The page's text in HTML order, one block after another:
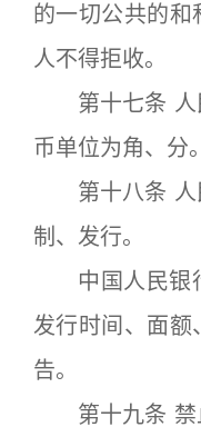
的一切公共的和
人不得拒收。
第十七条 人
币单位为角、分。
第十八条 人
制、发行。
中国人民银
发行时间、面额
告。
第十九条 禁